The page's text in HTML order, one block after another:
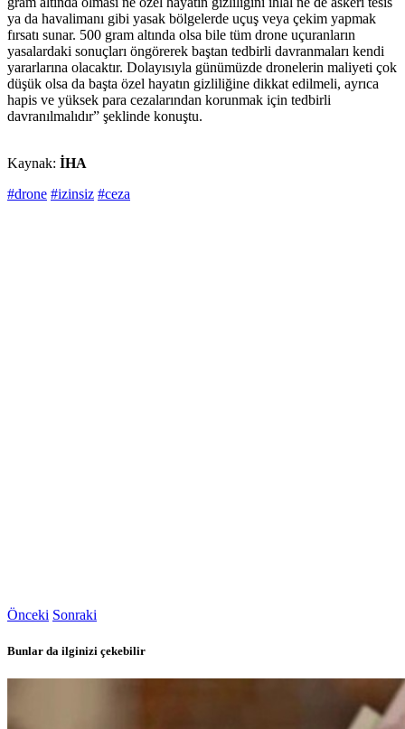
ya da havalimanı gibi yasak bölgelerde uçuş veya çekim yapmak
fırsatı sunar. 500 gram altında olsa bile tüm drone uçuranların
yasalardaki sonuçları öngörerek baştan tedbirli davranmaları kendi
yararlarına olacaktır. Dolayısıyla günümüzde dronelerin maliyeti çok
düşük olsa da başta özel hayatın gizliliğine dikkat edilmeli, ayrıca
hapis ve yüksek para cezalarından korunmak için tedbirli
davranılmalıdır” şeklinde konuştu.
Kaynak: İHA
#drone #izinsiz #ceza
Önceki Sonraki
Bunlar da ilginizi çekebilir